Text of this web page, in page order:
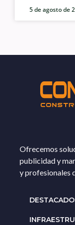
5 de agosto de
Ofrecemos
publicidad y
y profesionales